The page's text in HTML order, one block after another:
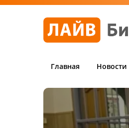
Главная Новости